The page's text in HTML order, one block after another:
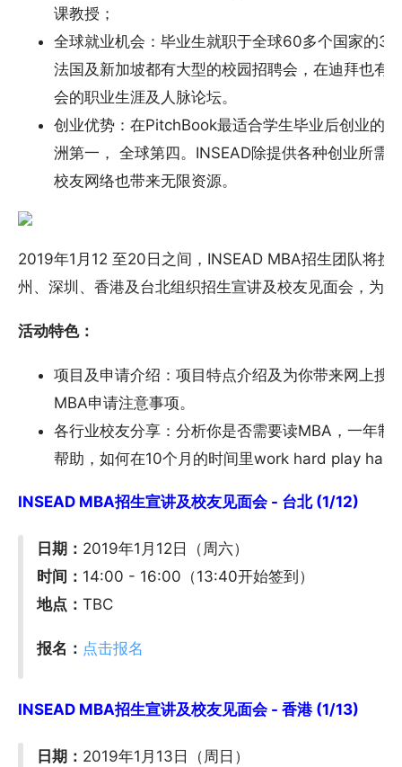
课教授；
全球就业机会：毕业生就职于全球60多个国家的
法国及新加坡都有大型的校园招聘会，在迪拜也有
会的职业生涯及人脉论坛。
创业优势：在PitchBook最适合学生毕业后创业的
洲第一， 全球第四。INSEAD除提供各种创业所需
校友网络也带来无限资源。
2019年1月12 至20日之间，INSEAD MBA招生团队将携
州、深圳、香港及台北组织招生宣讲及校友见面会，为
活动特色：
项目及申请介绍：项目特点介绍及为你带来网上搜
MBA申请注意事项。
各行业校友分享：分析你是否需要读MBA，一年制
帮助，如何在10个月的时间里work hard play
INSEAD MBA招生宣讲及校友见面会 - 台北 (1/12)
日期： 2019年1月12日（周六）
时间： 14:00 - 16:00（13:40开始签到）
地点：TBC
报名： 点击报名
INSEAD MBA招生宣讲及校友见面会 - 香港 (1/13)
日期： 2019年1月13日（周日）